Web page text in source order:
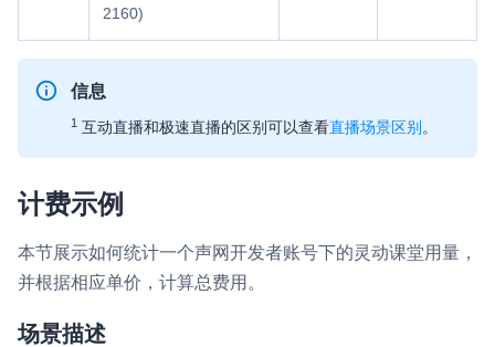
2160)
信息
1 互动直播和极速直播的区别可以查看直播场景区别 。
计费示例
本节展示如何统计一个声网开发者账号下的灵动课堂用量，
并根据相应单价，计算总费用。
场景描述